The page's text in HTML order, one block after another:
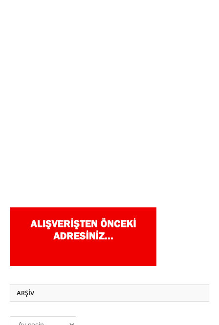
ARŞİV
ARŞİV